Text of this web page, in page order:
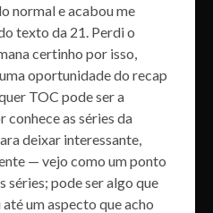
normal e acabou me
texto da 21. Perdi o
certinho por isso,
oportunidade do recap
TOC pode ser a
conhece as séries da
deixar interessante,
— vejo como um ponto
séries; pode ser algo que
um aspecto que acho